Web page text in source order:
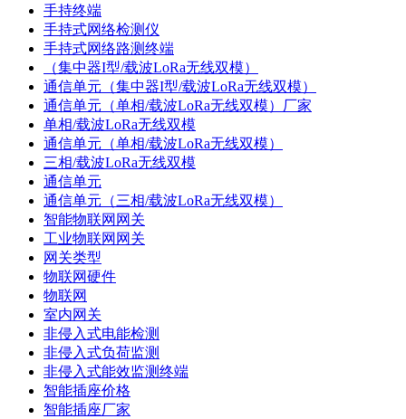
手持终端
手持式网络检测仪
手持式网络路测终端
（集中器I型/载波LoRa无线双模）
通信单元（集中器I型/载波LoRa无线双模）
通信单元（单相/载波LoRa无线双模）厂家
单相/载波LoRa无线双模
通信单元（单相/载波LoRa无线双模）
三相/载波LoRa无线双模
通信单元
通信单元（三相/载波LoRa无线双模）
智能物联网网关
工业物联网网关
网关类型
物联网硬件
物联网
室内网关
非侵入式电能检测
非侵入式负荷监测
非侵入式能效监测终端
智能插座价格
智能插座厂家